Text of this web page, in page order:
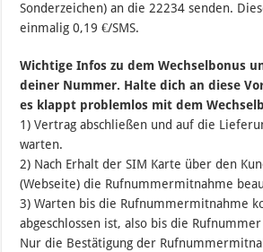
Sonderzeichen) an die 22234 senden.
einmalig 0,19 €/SMS.
Wichtige Infos zu dem Wechselbonus
deiner Nummer. Halte dich an diese
es klappt problemlos mit dem
1) Vertrag abschließen und auf die
warten.
2) Nach Erhalt der SIM Karte über den
(Webseite) die Rufnummermitnahme
3) Warten bis die Rufnummermitnahme
abgeschlossen ist, also bis die
Nur die Bestätigung der